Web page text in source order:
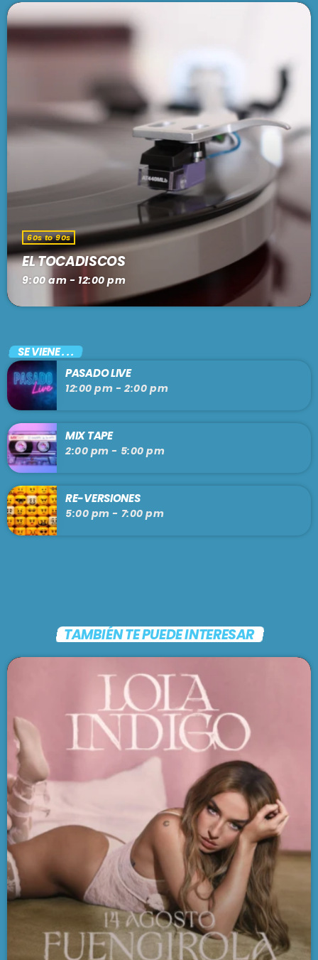
60s to 90s
EL TOCADISCOS
9:00 am - 12:00 pm
SE VIENE . . .
PASADO LIVE
12:00 pm - 2:00 pm
MIX TAPE
2:00 pm - 5:00 pm
RE-VERSIONES
5:00 pm - 7:00 pm
TAMBIÉN TE PUEDE INTERESAR